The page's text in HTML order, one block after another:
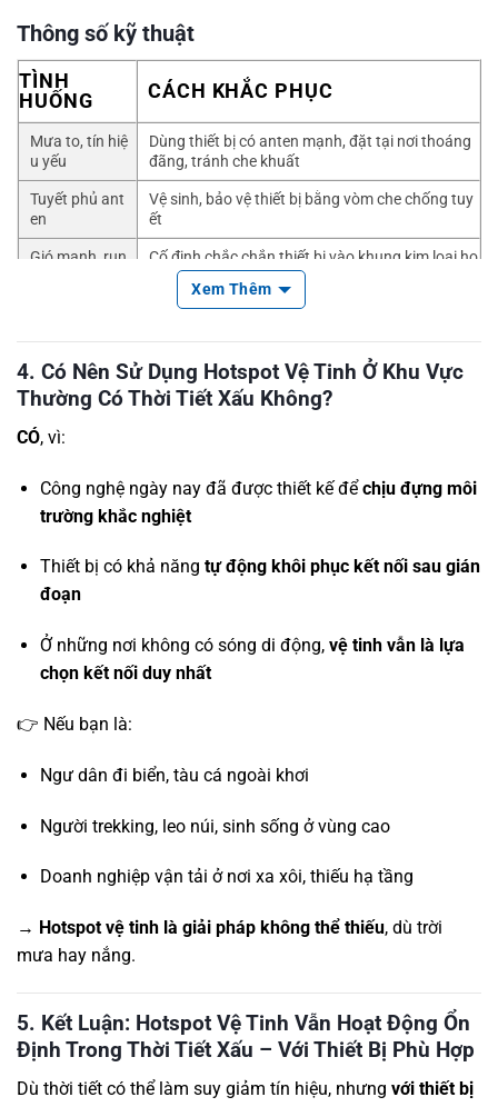
Thông số kỹ thuật
TÌNH
HUỐNG
CÁCH KHẮC PHỤC
Mưa to, tín hiệ
u yếu
Dùng thiết bị có anten mạnh, đặt tại nơi thoáng
đãng, tránh che khuất
Tuyết phủ ant
en
Vệ sinh, bảo vệ thiết bị bằng vòm che chống tuy
ết
Gió mạnh, run
Cố định chắc chắn thiết bị vào khung kim loại ho
ặc vị trí chống rung
Dùng thiết bị có bảo vệ chống sét và nối đất đún
Xem Thêm
4. Có Nên Sử Dụng Hotspot Vệ Tinh Ở Khu Vực
Thường Có Thời Tiết Xấu Không?
CÓ, vì:
Công nghệ ngày nay đã được thiết kế đểchịu đựng môi
trường khắc nghiệt
Thiết bị có khả năng tự động khôi phục kết nối sau gián
đoạn
Ở những nơi không có sóng di động, vệ tinh vẫn là lựa
chọn kết nối duy nhất
👉 Nếu bạn là:
Ngư dân đi biển, tàu cá ngoài khơi
Người trekking, leo núi, sinh sống ở vùng cao
Doanh nghiệp vận tải ở nơi xa xôi, thiếu hạ tầng
→ Hotspot vệ tinh là giải pháp không thể thiếu, dù trời
mưa hay nắng.
5. Kết Luận: Hotspot Vệ Tinh Vẫn Hoạt Động Ổn
Định Trong Thời Tiết Xấu – Với Thiết Bị Phù Hợp
Dù thời tiết có thể làm suy giảm tín hiệu, nhưng với thiết bị